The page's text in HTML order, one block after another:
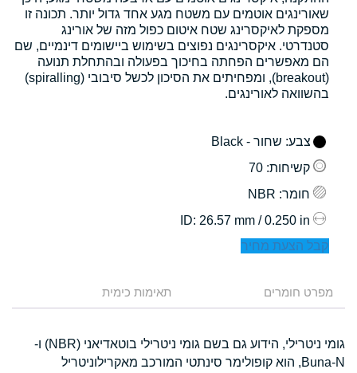
שאורינגים אוטמים עם משטח מגע אחד גדול יותר. תכונה זו
מספקת לאיקסרינג שטח איטום כפול מזה של אורינג
סטנדרטי. איקסרינגים נפוצים בשימוש ביישומים דינמיים, שם
הם מאפשרים הפחתה בחיכוך בפעולה ובהתחלת תנועה
(breakout), ומפחיתים את הסיכון לכשל סיבובי (spiralling)
בהשוואה לאורינגים.
צבע: שחור - Black
קשיחות: 70
חומר: NBR
: 26.57 mm / 0.250 in
קבל הצעת מחיר
מפרט חומרים תאימות כימית
גומי ניטרילי, הידוע גם בשם גומי ניטרילי בוטאדיאני (NBR) ו-
Buna-N, הוא קופולימר סינתטי המורכב מאקרילוניטריל